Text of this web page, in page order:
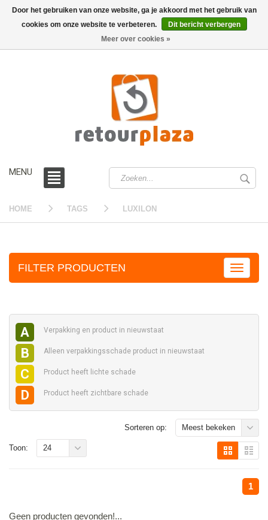
MENU
HOME TAGS LUXILON
FILTER PRODUCTEN
A Verpakking en product in nieuwstaat
B Alleen verpakkingsschade product in nieuwstaat
C Product heeft lichte schade
D Product heeft zichtbare schade
Sorteren op: Meest bekeken
1
Toon: 24
Geen producten gevonden!...
Door het gebruiken van onze website, ga je akkoord met het gebruik van
cookies om onze website te verbeteren.
Dit bericht verbergen
Meer over cookies »